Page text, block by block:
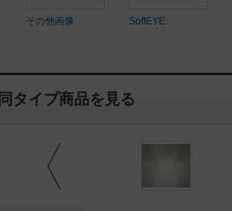
その他画像 SoftEYE
同タイプ商品を見る